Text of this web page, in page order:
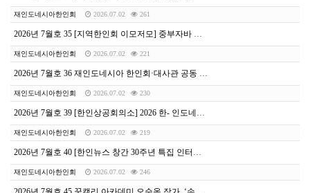
재인도네시아한인회 2026.07.02 261
2026년 7월호 35 [지역한인회 이모저모] 중부자바 스마랑 한인회, 사랑의 고아원 방문 및 후원 행사 성료
재인도네시아한인회 2026.07.02 221
2026년 7월호 36 재인도네시아 한인회·대사관 공동 주최, 영화로 풀어낸 한국사 강연 성료
재인도네시아한인회 2026.07.02 230
2026년 7월호 39 [한인상공회의소] 2026 한- 인도네시아 경제 파트너십 포럼 개최
재인도네시아한인회 2026.07.02 219
2026년 7월호 40 [한인뉴스 창간 30주년 특집 인터뷰] “화합과 자부심, 30년의 기록”
재인도네시아한인회 2026.07.02 246